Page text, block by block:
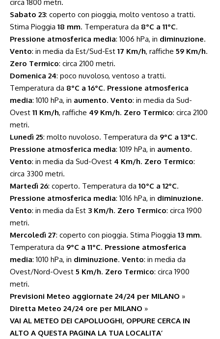
circa 1800 metri.
Sabato 23: coperto con pioggia, molto ventoso a tratti.
Stima Pioggia 18 mm. Temperatura da 8°C a 11°C.
Pressione atmosferica media: 1006 hPa, in diminuzione.
Vento: in media da Est/Sud-Est 17 Km/h, raffiche 59 Km/h.
Zero Termico: circa 2100 metri.
Domenica 24: poco nuvoloso, ventoso a tratti.
Temperatura da 8°C a 16°C. Pressione atmosferica
media: 1010 hPa, in aumento. Vento: in media da Sud-
Ovest 11 Km/h, raffiche 49 Km/h. Zero Termico: circa 2100
metri.
Lunedì 25: molto nuvoloso. Temperatura da 9°C a 13°C.
Pressione atmosferica media: 1019 hPa, in aumento.
Vento: in media da Sud-Ovest 4 Km/h. Zero Termico:
circa 3300 metri.
Martedì 26: coperto. Temperatura da 10°C a 12°C.
Pressione atmosferica media: 1016 hPa, in diminuzione.
Vento: in media da Est 3 Km/h. Zero Termico: circa 1900
metri.
Mercoledì 27: coperto con pioggia. Stima Pioggia 13 mm.
Temperatura da 9°C a 11°C. Pressione atmosferica
media: 1010 hPa, in diminuzione. Vento: in media da
Ovest/Nord-Ovest 5 Km/h. Zero Termico: circa 1900
metri.
Previsioni Meteo aggiornate 24/24 per MILANO »
Diretta Meteo 24/24 ore per MILANO »
VAI AL METEO DEI CAPOLUOGHI, OPPURE CERCA IN
ALTO A QUESTA PAGINA LA TUA LOCALITA’